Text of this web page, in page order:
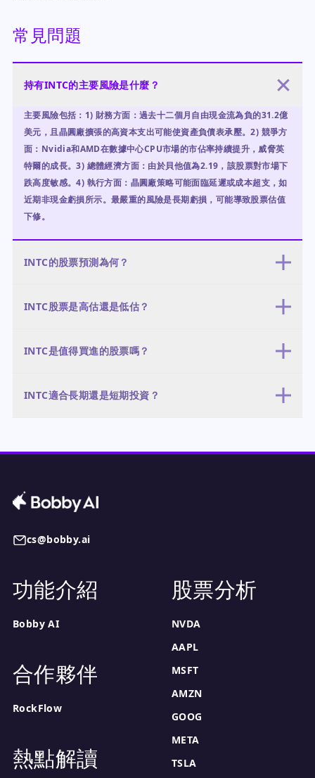
常見問題
持有INTC的主要風險是什麼？
主要風險包括：1) 財務方面：過去十二個月自由現金流為負的31.2億
美元，且晶圓廠擴張的高資本支出可能使資產負債表承壓。2) 競爭方
面：Nvidia和AMD在數據中心CPU市場的市佔率持續提升，威脅英
特爾的成長。3) 總體經濟方面：由於貝他值為2.19，該股票對市場下
跌高度敏感。4) 執行方面：晶圓廠策略可能面臨延遲或成本超支，如
近期非現金虧損所示。最嚴重的風險是長期虧損，可能導致股票估值
下修。
INTC的股票預測為何？
200美元，由晶圓廠成功執行和數據中心成長驅動。基準情境（50%
境（20%機率）目標價為74至90美元，若競爭壓力和資本支出問題阻
礙轉型。最可能的情境是基準情境，股價接近分析師平均目標價
INTC股票是高估還是低估？
價，但前瞻本益比44倍偏高，反映市場對未來獲利的預期。股價位於
於歷史平均，可能顯示相對過去被低估。然而，負的追蹤每股盈餘使
傳統本益比比較困難。市場已反映顯著復甦，因此股票並不便宜，但
INTC是值得買進的股票嗎？
的，因為相對於分析師平均目標價115.27美元有27.8%的上漲空間。
INTC適合長期還是短期投資？
果。
cs@bobby.ai
功能介紹
Bobby AI
合作夥伴
RockFlow
熱點解讀
股票分析
NVDA
AAPL
MSFT
AMZN
GOOG
META
TSLA